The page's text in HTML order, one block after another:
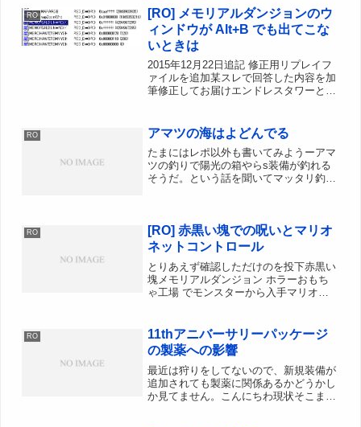
RO
[RO] メモリアルダンジョンのウ
ィンドウが Alt+B でも出てこな
いときは
2015年12月22日追記 修正用リプレイフ
ァイルを追加某スレで回答した内容を加
筆修正してお届けエンドレスタワーとか
ますよね。クライアント入れなおしたせ
いなのか、パッチ...
RO アマツの海はよどんでる
たまにはレポ以外も書いてみようーアマ
ツの釣りで陽光の箱やらs装備が釣れる
そうだ。という話を聞いてマッタリ釣り
そう。気持ち9秒のほうが...
RO
[RO] 赤黒い塊での呪いとマリオ
ネットコントロール
とりあえず確認しただけのを投下赤黒い
塊メモリアルダンジョン ホラーおもち
ゃ工場 でモンスターから入手マリオネ
態異常呪いがかかる状態異常率未計測
→ とりあえず8個目で呪...
RO
11thアニバーサリーパッケージ
の製薬への影響
最近は狩りをしてないので、新規装備が
追加されても製薬に関係あるかどうかし
か見てません。こんにちわ現状そこまで